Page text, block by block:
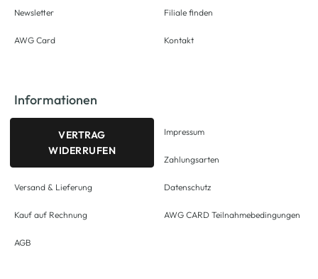
Newsletter
AWG Card
Filiale finden
Kontakt
Informationen
VERTRAG
WIDERRUFEN
Versand & Lieferung
Kauf auf Rechnung
AGB
Impressum
Zahlungsarten
Datenschutz
AWG CARD Teilnahmebedingungen